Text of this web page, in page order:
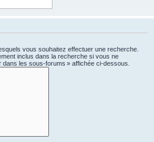
vous souhaitez effectuer une recherche.
inclus dans la recherche si vous ne
dans les sous-forums » affichée ci-dessous.